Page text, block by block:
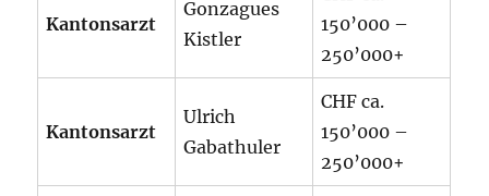
Kantonsarzt
Gonzagues
Kistler
150’000 –
250’000+
Kantonsarzt
Ulrich
Gabathuler
CHF ca.
150’000 –
250’000+